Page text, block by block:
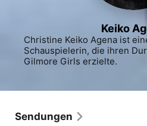
Keiko
Christine Keiko Agena ist
Schauspielerin, die ihren
Gilmore Girls erzielte.
Sendungen